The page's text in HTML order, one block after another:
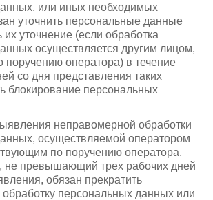
или иных необходимых
уточнить персональные данные
их уточнение (если обработка
осуществляется другим лицом,
оператора) в течение
со дня представления таких
блокирование персональных
неправомерной обработки
осуществляемой оператором
по поручению оператора,
не превышающий трех рабочих дней
обязан прекратить
персональных данных или